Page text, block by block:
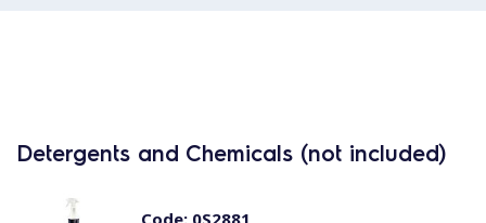
Detergents and Chemicals (not included)
Code:0S2881